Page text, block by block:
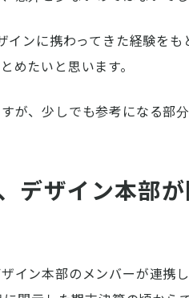
ンに携わってきた経験をも
めたいと思います。
が、少しでも参考になる部分
デザイン本部
イン本部のメンバーが連携